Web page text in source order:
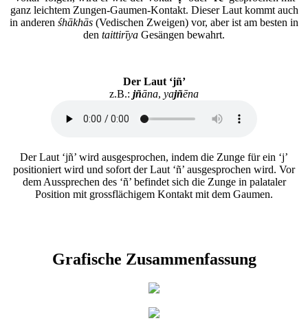
ganz leichtem Zungen-Gaumen-Kontakt. Dieser Laut kommt auch
in anderen śhākhās (Vedischen Zweigen) vor, aber ist am besten in
den taittirīya Gesängen bewahrt.
Der Laut ‘jñ’
z.B.: jñāna, yajñēna
Der Laut ‘jñ’ wird ausgesprochen, indem die Zunge für ein ‘j’
positioniert wird und sofort der Laut ‘ñ’ ausgesprochen wird. Vor
dem Aussprechen des ‘ñ’ befindet sich die Zunge in palataler
Position mit grossflächigem Kontakt mit dem Gaumen.
Grafische Zusammenfassung